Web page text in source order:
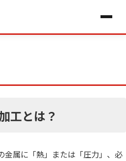
工とは？
金属に「熱」または「圧力」、必